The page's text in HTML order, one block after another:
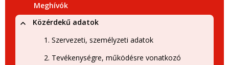
Meghívók
Közérdekű adatok
1. Szervezeti, személyzeti adatok
2. Tevékenységre, működésre vonatkozó